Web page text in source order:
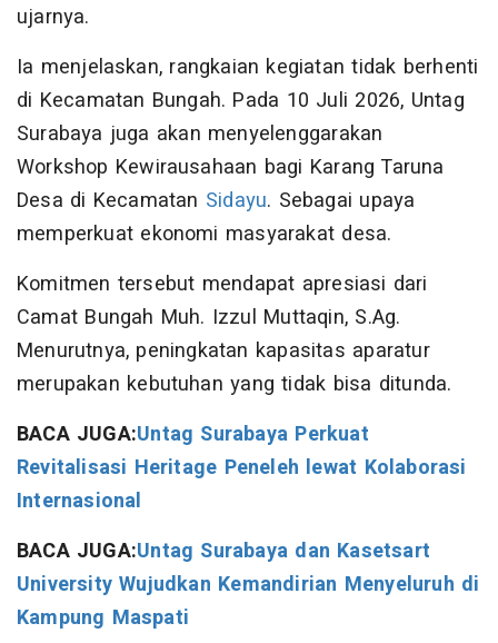
ujarnya.
Ia menjelaskan, rangkaian kegiatan tidak berhenti
di Kecamatan Bungah. Pada 10 Juli 2026, Untag
Surabaya juga akan menyelenggarakan
Workshop Kewirausahaan bagi Karang Taruna
Desa di Kecamatan Sidayu. Sebagai upaya
memperkuat ekonomi masyarakat desa.
Komitmen tersebut mendapat apresiasi dari
Camat Bungah Muh. Izzul Muttaqin, S.Ag.
Menurutnya, peningkatan kapasitas aparatur
merupakan kebutuhan yang tidak bisa ditunda.
BACA JUGA:Untag Surabaya Perkuat
Revitalisasi Heritage Peneleh lewat Kolaborasi
Internasional
BACA JUGA:Untag Surabaya dan Kasetsart
University Wujudkan Kemandirian Menyeluruh di
Kampung Maspati